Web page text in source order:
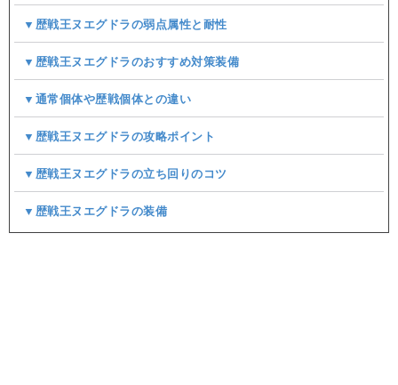
▼歴戦王ヌエグドラの弱点属性と耐性
▼歴戦王ヌエグドラのおすすめ対策装備
▼通常個体や歴戦個体との違い
▼歴戦王ヌエグドラの攻略ポイント
▼歴戦王ヌエグドラの立ち回りのコツ
▼歴戦王ヌエグドラの装備